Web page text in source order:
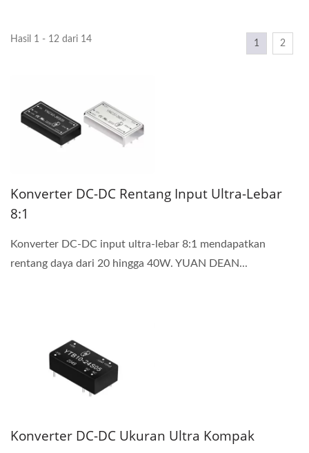
Hasil 1 - 12 dari 14 1 2
Konverter DC-DC Rentang Input Ultra-Lebar
8:1
Konverter DC-DC input ultra-lebar 8:1 mendapatkan
rentang daya dari 20 hingga 40W. YUAN DEAN...
Konverter DC-DC Ukuran Ultra Kompak